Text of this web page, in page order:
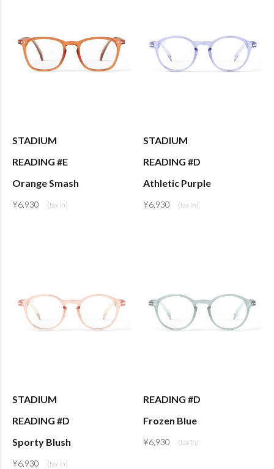
STADIUM
READING #E
Orange Smash
¥6,930
STADIUM
READING #D
Athletic Purple
¥6,930
STADIUM
READING #D
Sporty Blush
¥6,930
READING #D
Frozen Blue
¥6,930